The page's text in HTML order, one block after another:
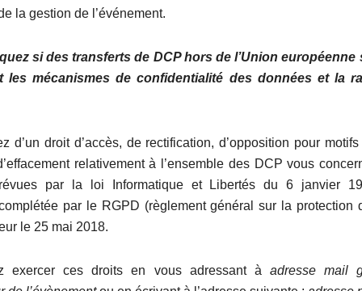
la gestion de l’événement.
si des transferts de DCP hors de l’Union européenne
les mécanismes de confidentialité des données et la
d’un droit d’accès, de rectification, d’opposition pour
relativement à l’ensemble des DCP vous
par la loi Informatique et Libertés du 6 janvier
par le RGPD (règlement général sur la protection
le 25 mai 2018.
exercer ces droits en vous adressant àadresse mail